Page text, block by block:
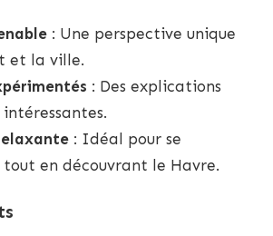
: Une perspective unique
et la ville.
: Des explications
: Idéal pour se
en découvrant le Havre.